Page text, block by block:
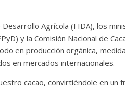
Agrícola (FIDA), los
y la Comisión Nacional de
en producción orgánica,
en mercados internacionales.
cacao, convirtiéndole en un